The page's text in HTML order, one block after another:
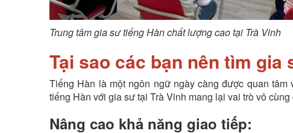
Trung tâm gia sư tiếng Hàn chất lượng cao tại Trà Vinh
Tại sao các bạn nên tìm gia
Tiếng Hàn là một ngôn ngữ ngày càng được quan
tiếng Hàn với gia sư tại Trà Vinh mang lại vai trò vô
Nâng cao khả năng giao tiếp: